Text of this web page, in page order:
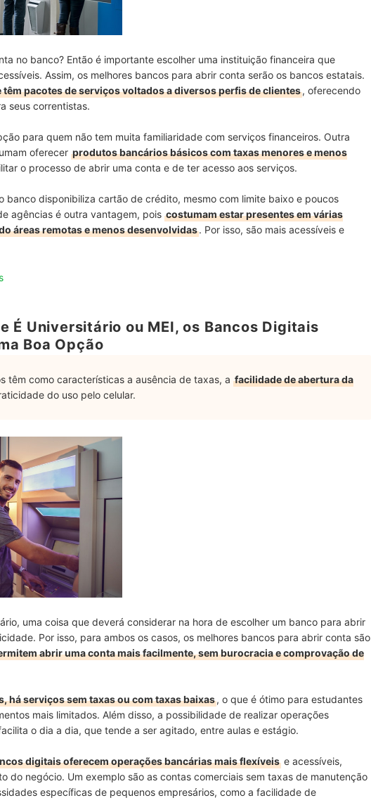
no banco? Então é importante escolher uma instituição financeira que
Assim, os melhores bancos para abrir conta serão os bancos estatais.
têm pacotes de serviços voltados a diversos perfis de clientes, oferecendo
seus correntistas.
para quem não tem muita familiaridade com serviços financeiros. Outra
oferecer produtos bancários básicos com taxas menores e menos
o processo de abrir uma conta e de ter acesso aos serviços.
banco disponibiliza cartão de crédito, mesmo com limite baixo e poucos
agências é outra vantagem, pois costumam estar presentes em várias
áreas remotas e menos desenvolvidas. Por isso, são mais acessíveis e
É Universitário ou MEI, os Bancos Digitais
Boa Opção
têm como características a ausência de taxas, a facilidade de abertura da
do uso pelo celular.
uma coisa que deverá considerar na hora de escolher um banco para abrir
Por isso, para ambos os casos, os melhores bancos para abrir conta são
abrir uma conta mais facilmente, sem burocracia e comprovação de
há serviços sem taxas ou com taxas baixas, o que é ótimo para estudantes
mais limitados. Além disso, a possibilidade de realizar operações
o dia a dia, que tende a ser agitado, entre aulas e estágio.
digitais oferecem operações bancárias mais flexíveis e acessíveis,
do negócio. Um exemplo são as contas comerciais sem taxas de manutenção
específicas de pequenos empresários, como a facilidade de